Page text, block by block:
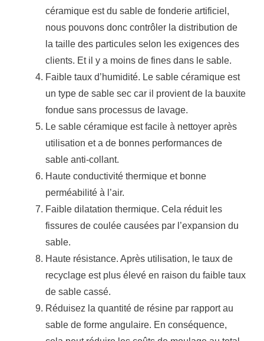
céramique est du sable de fonderie artificiel,
nous pouvons donc contrôler la distribution de
la taille des particules selon les exigences des
clients. Et il y a moins de fines dans le sable.
Faible taux d’humidité. Le sable céramique est
un type de sable sec car il provient de la bauxite
fondue sans processus de lavage.
Le sable céramique est facile à nettoyer après
utilisation et a de bonnes performances de
sable anti-collant.
Haute conductivité thermique et bonne
perméabilité à l’air.
Faible dilatation thermique. Cela réduit les
fissures de coulée causées par l’expansion du
sable.
Haute résistance. Après utilisation, le taux de
recyclage est plus élevé en raison du faible taux
de sable cassé.
Réduisez la quantité de résine par rapport au
sable de forme angulaire. En conséquence,